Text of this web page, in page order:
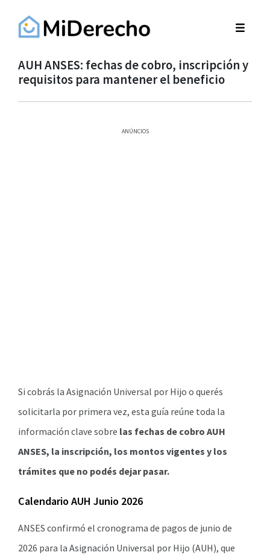
AUH ANSES: fechas de cobro, inscripción y
requisitos para mantener el beneficio
ANÚNCIOS
Si cobrás la Asignación Universal por Hijo o querés
solicitarla por primera vez, esta guía reúne toda la
información clave sobre las fechas de cobro AUH
ANSES, la inscripción, los montos vigentes y los
trámites que no podés dejar pasar.
Calendario AUH Junio 2026
ANSES confirmó el cronograma de pagos de junio de
2026 para la Asignación Universal por Hijo (AUH), que